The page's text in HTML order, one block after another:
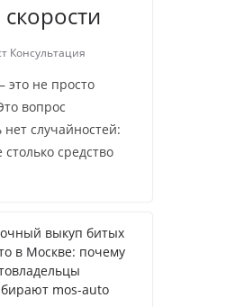
Консультация
это не просто
вопрос
случайностей:
средство
выкуп битых
в Москве: почему
mos-auto